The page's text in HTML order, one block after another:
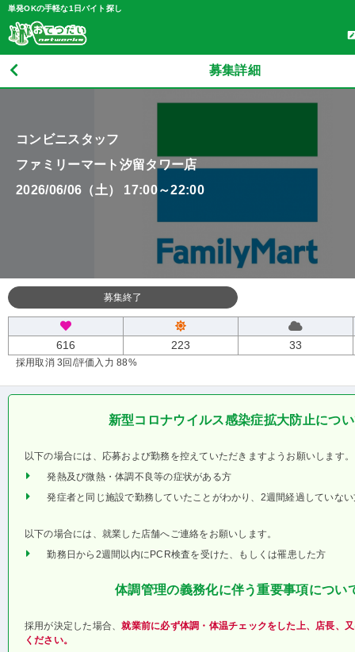
単発OKの手軽な1日バイト探し
募集詳細
コンビニスタッフ
ファミリーマート汐留タワー店
2026/06/06（土） 17:00～22:00
募集終了
616 223 33
採用取消 3回 /評価入力 88%
新型コロナウイルス感染症拡大防止につ
以下の場合には、応募および勤務を控えていただきますようお願いします。
発熱及び微熱・体調不良等の症状がある方
発症者と同じ施設で勤務していたことがわかり、2週間経過していな
以下の場合には、就業した店舗へご連絡をお願いします。
勤務日から2週間以内にPCR検査を受けた、もしくは罹患した方
体調管理の義務化に伴う重要事項につい
採用が決定した場合、就業前に必ず体調・体温チェックをした上、店長、
ください。